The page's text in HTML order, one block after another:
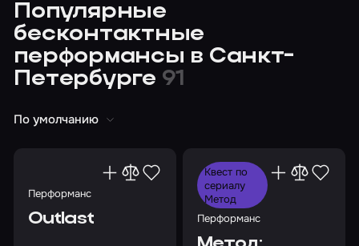
Популярные
бесконтактные
перформансы в Санкт-
Петербурге 91
По умолчанию
Перформанс
Outlast
Квест по
сериалу
Метод
Перформанс